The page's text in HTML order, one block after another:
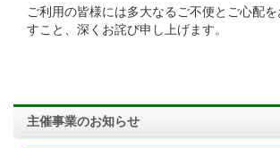
ご利用の皆様には多大なるご不便とご心配
すこと、深くお詫び申し上げます。
主催事業のお知らせ